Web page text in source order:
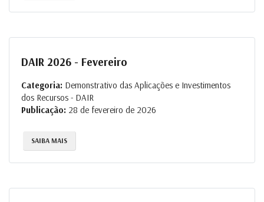
DAIR 2026 - Fevereiro
Categoria: Demonstrativo das Aplicações e Investimentos
dos Recursos - DAIR
Publicação: 28 de fevereiro de 2026
SAIBA MAIS